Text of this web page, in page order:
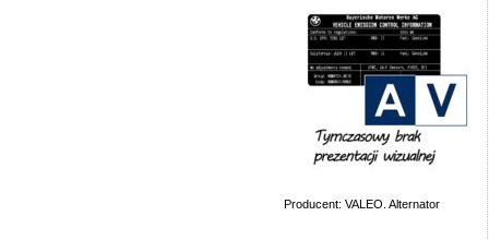
Producent: VALEO. Alternator